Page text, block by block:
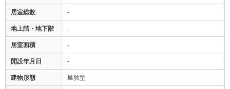
居室総数 -
地上階・地下階 -
居室面積 -
開設年月日 -
建物形態 単独型